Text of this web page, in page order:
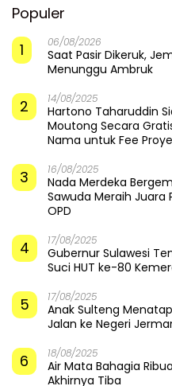
Populer
1
06/08/2026
Saat Pasir Dikeruk,
Menunggu Ambruk
2 14/08/2025
Hartono Taharuddin
Moutong Secara
Nama untuk Fee
3 16/08/2025
Nada Merdeka
Sawuda Meraih
OPD
4 17/08/2025
Gubernur Sulawesi
Suci HUT ke-80
5 17/08/2025
Anak Sulteng
Jalan ke Negeri
6 18/08/2025
Air Mata Bahagia
Akhirnya Tiba